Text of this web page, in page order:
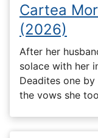
Cartea
(2026)
After her
solace with her
Deadites one
the vows she